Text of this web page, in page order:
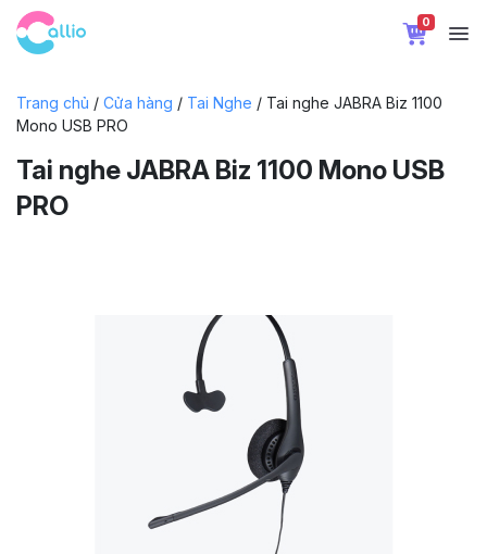
0
Trang chủ / Cửa hàng / Tai Nghe / Tai nghe JABRA Biz 1100
Mono USB PRO
Tai nghe JABRA Biz 1100 Mono USB
PRO